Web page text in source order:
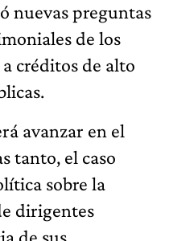
nuevas preguntas
de los
créditos de alto
avanzar en el
tanto, el caso
sobre la
dirigentes